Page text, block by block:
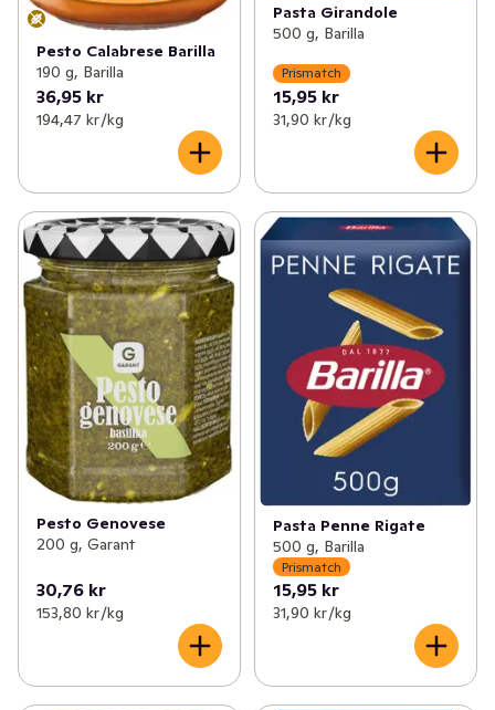
Pesto Calabrese Barilla
190 g, Barilla
36,95 kr
194,47 kr /kg
Pasta Girandole
500 g, Barilla
Prismatch
15,95 kr
31,90 kr /kg
Pesto Genovese
200 g, Garant
30,76 kr
153,80 kr /kg
Pasta Penne Rigate
500 g, Barilla
Prismatch
15,95 kr
31,90 kr /kg